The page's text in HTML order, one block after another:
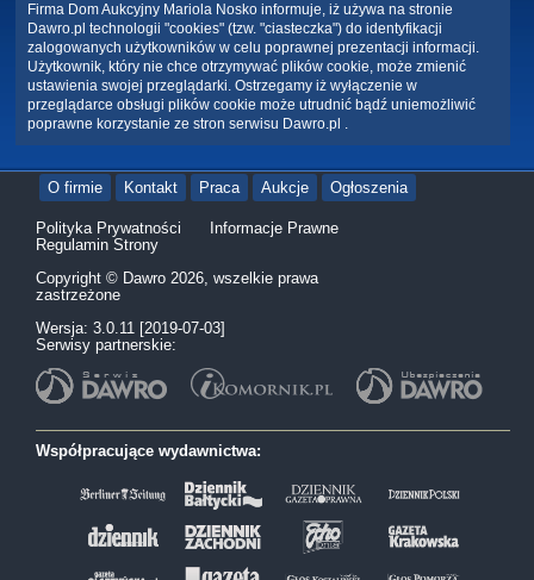
Firma Dom Aukcyjny Mariola Nosko informuje, iż używa na stronie
Dawro.pl technologii "cookies" (tzw. "ciasteczka") do identyfikacji
zalogowanych użytkowników w celu poprawnej prezentacji informacji.
Użytkownik, który nie chce otrzymywać plików cookie, może zmienić
ustawienia swojej przeglądarki. Ostrzegamy iż wyłączenie w
przeglądarce obsługi plików cookie może utrudnić bądź uniemożliwić
poprawne korzystanie ze stron serwisu Dawro.pl .
O firmie Kontakt Praca Aukcje Ogłoszenia
Polityka Prywatności
Informacje Prawne
Regulamin Strony
Copyright © Dawro 2026, wszelkie prawa
zastrzeżone
Wersja: 3.0.11 [2019-07-03]
Serwisy partnerskie:
Współpracujące wydawnictwa: